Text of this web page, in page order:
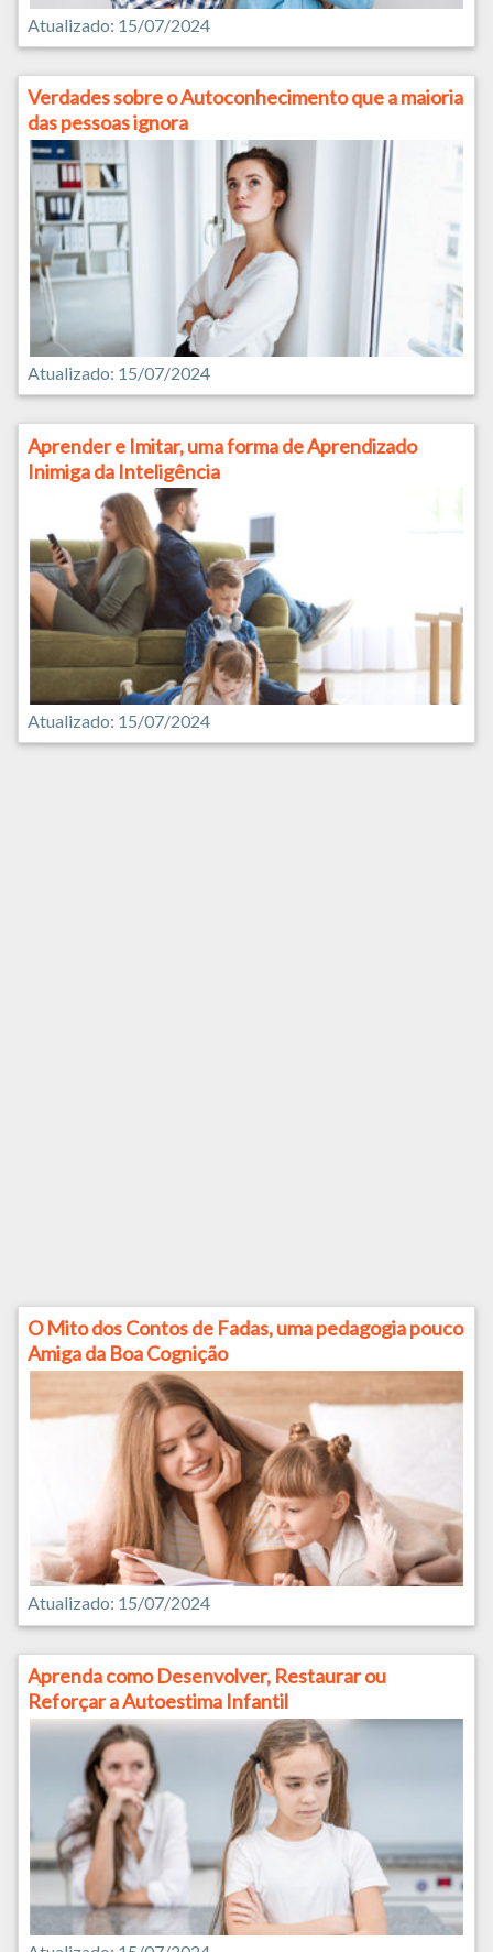
Atualizado: 15/07/2024
Verdades sobre o Autoconhecimento que a maioria
das pessoas ignora
Atualizado: 15/07/2024
Aprender e Imitar, uma forma de Aprendizado
Inimiga da Inteligência
Atualizado: 15/07/2024
O Mito dos Contos de Fadas, uma pedagogia pouco
Amiga da Boa Cognição
Atualizado: 15/07/2024
Aprenda como Desenvolver, Restaurar ou
Reforçar a Autoestima Infantil